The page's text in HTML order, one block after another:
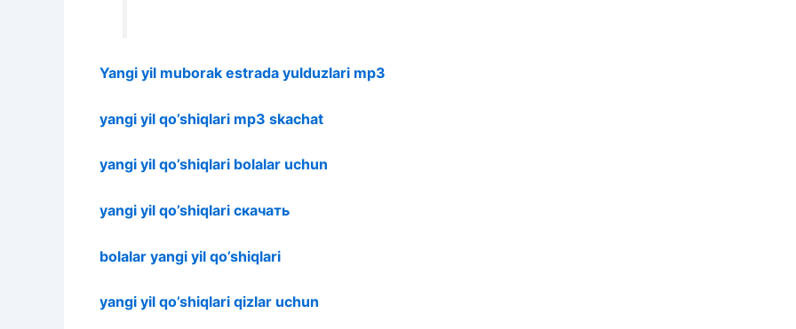
Yangi yil muborak estrada yulduzlari mp3
yangi yil qo’shiqlari mp3 skachat
yangi yil qo’shiqlari bolalar uchun
yangi yil qo’shiqlari скачать
bolalar yangi yil qo’shiqlari
yangi yil qo’shiqlari qizlar uchun